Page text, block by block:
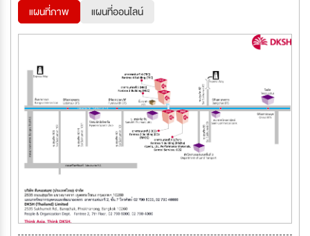
แผนที่ภาพ แผนที่ออนไลน์